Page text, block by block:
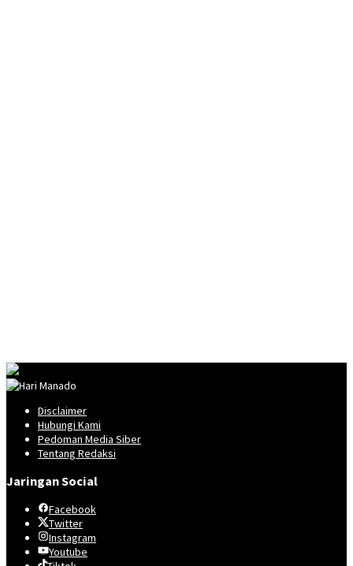
Disclaimer
Hubungi Kami
Pedoman Media Siber
Tentang Redaksi
Jaringan Social
Facebook
Twitter
Instagram
Youtube